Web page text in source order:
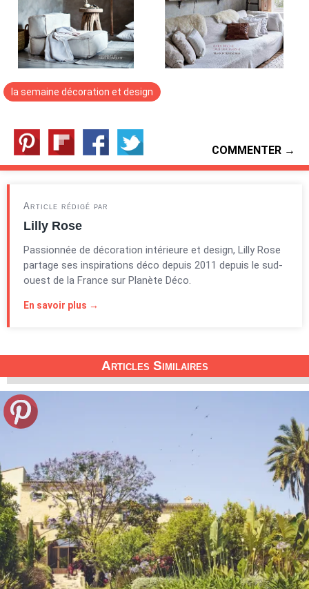
la semaine décoration et design
COMMENTER →
Article rédigé par
Lilly Rose
Passionnée de décoration intérieure et design, Lilly Rose
partage ses inspirations déco depuis 2011 depuis le sud-
ouest de la France sur Planète Déco.
En savoir plus →
Articles Similaires